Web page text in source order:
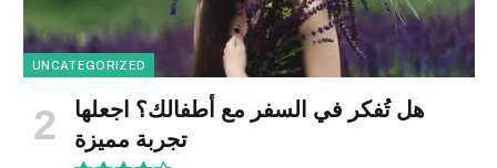
UNCATEGORIZED
هل تُفكر في السفر مع أطفالك؟ اجعلها
تجربة مميزة